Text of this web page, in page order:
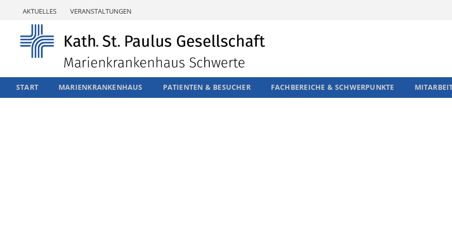
AKTUELLES VERANSTALTUNGEN
START MARIENKRANKENHAUS PATIENTEN & BESUCHER FACHBEREICHE & SCHWERPUNKTE